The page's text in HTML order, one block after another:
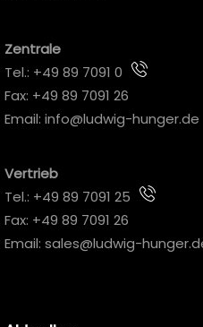
Zentrale
Tel.: +49 89 7091 0
Fax: +49 89 7091 26
Email: info@ludwig-hunger.de
Vertrieb
Tel.: +49 89 7091 25
Fax: +49 89 7091 26
Email: sales@ludwig-